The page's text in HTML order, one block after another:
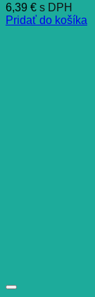
6,39 € s DPH
Pridať do košíka